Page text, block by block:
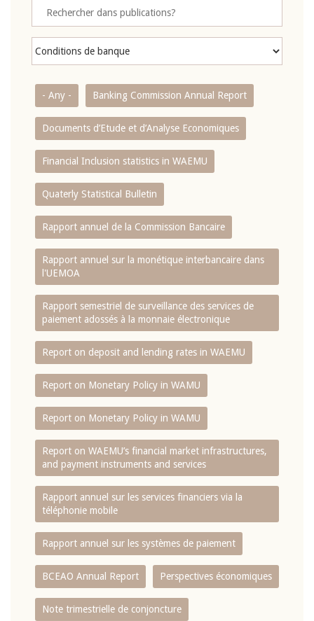
- Any - Banking Commission Annual Report
Documents d’Etude et d’Analyse Economiques
Financial Inclusion statistics in WAEMU
Quaterly Statistical Bulletin
Rapport annuel de la Commission Bancaire
Rapport annuel sur la monétique interbancaire dans
l'UEMOA
Rapport semestriel de surveillance des services de
paiement adossés à la monnaie électronique
Report on deposit and lending rates in WAEMU
Report on Monetary Policy in WAMU
Report on Monetary Policy in WAMU
Report on WAEMU’s financial market infrastructures,
and payment instruments and services
Rapport annuel sur les services financiers via la
téléphonie mobile
Rapport annuel sur les systèmes de paiement
BCEAO Annual Report Perspectives économiques
Note trimestrielle de conjoncture